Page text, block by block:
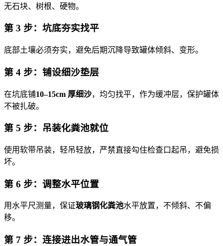
无石块、树根、硬物。
第 3 步：坑底夯实找平
底部土壤必须夯实，避免后期沉降导致罐体倾斜、变形。
第 4 步：铺设细沙垫层
在坑底铺10–15cm 厚细沙，均匀找平，作为缓冲层，保护罐体
不被扎破。
第 5 步：吊装化粪池就位
使用软带吊装，轻吊轻放，严禁直接勾住检查口起吊，避免损
坏。
第 6 步：调整水平位置
用水平尺测量，保证玻璃钢化粪池水平放置，不倾斜、不偏
移。
第 7 步：连接进出水管与通气管